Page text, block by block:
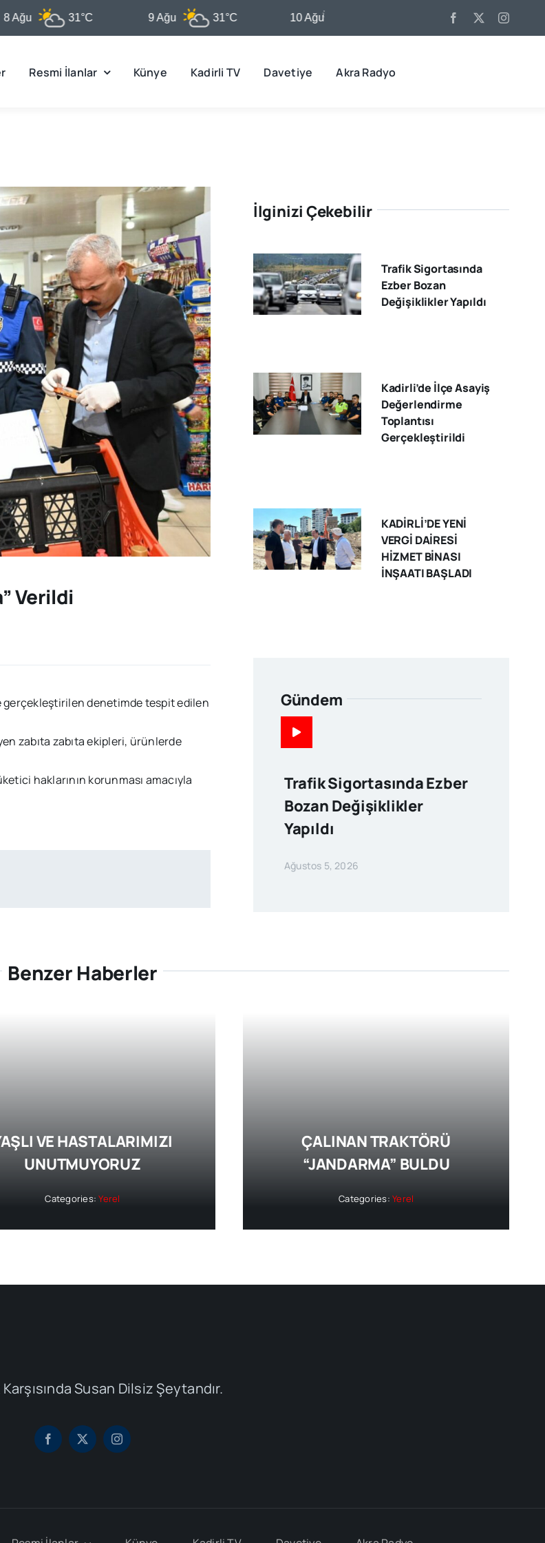
31°C 9 Ağu 31°C 10 Ağu 32°C
Resmi İlanlar Künye Kadirli TV Davetiye Akra Radyo
Verildi
gerçekleştirilen denetimde tespit edilen
zabıta zabıta ekipleri, ürünlerde
haklarının korunması amacıyla
İlginizi Çekebilir
Trafik Sigortasında
Ezber Bozan
Değişiklikler Yapıldı
Kadirli’de İlçe Asayiş
Değerlendirme
Toplantısı
Gerçekleştirildi
KADİRLİ’DE YENİ
VERGİ DAİRESİ
HİZMET BİNASI
İNŞAATI BAŞLADI
Gündem
Trafik Sigortasında Ezber
Bozan Değişiklikler
Yapıldı
Ağustos 5, 2026
Benzer Haberler
VE HASTALARIMIZI
UNUTMUYORUZ
Categories:Yerel
ÇALINAN TRAKTÖRÜ
“JANDARMA” BULDU
Categories:Yerel
Karşısında Susan Dilsiz Şeytandır.